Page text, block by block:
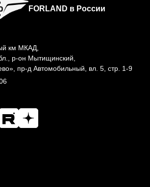
FORLAND в России
км МКАД,
р-он Мытищинский,
пр-д Автомобильный, вл. 5, стр. 1-9